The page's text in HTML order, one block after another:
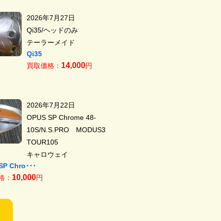
2026年7月27日
Qi35/ヘッドのみ
テーラーメイド
Qi35
買取価格： 14,000円
2026年7月22日
OPUS SP Chrome 48-
10S/N.S.PRO MODUS3
TOUR105
キャロウェイ
Chro･･･
： 10,000円